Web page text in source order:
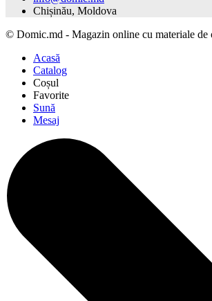
Chișinău, Moldova
© Domic.md - Magazin online cu materiale
Acasă
Catalog
Coșul
Favorite
Sună
Mesaj